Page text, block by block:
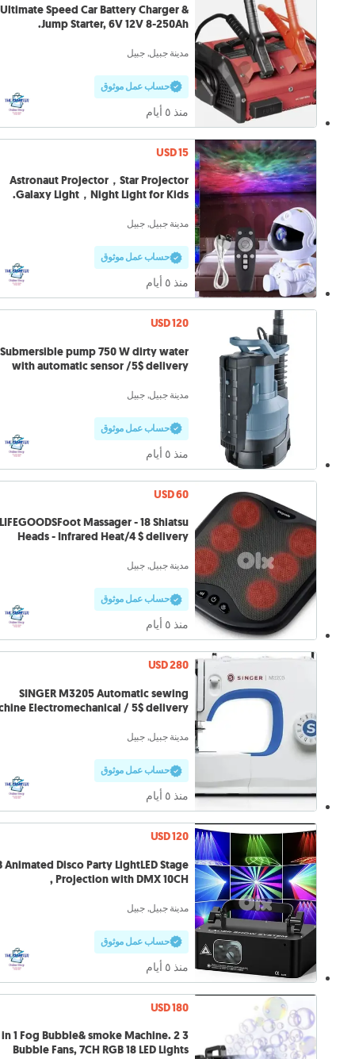
Ultimate Speed Car Battery Charger &
Jump Starter, 6V 12V 8-250Ah.
مدينة جبيل, جبيل
حساب عمل موثوق
منذ ٥ أيام
USD 15
Astronaut Projector，Star Projector
Galaxy Light，Night Light for Kids.
مدينة جبيل, جبيل
حساب عمل موثوق
منذ ٥ أيام
USD 120
Submersible pump 750 W dirty water
with automatic sensor /5$ delivery
مدينة جبيل, جبيل
حساب عمل موثوق
منذ ٥ أيام
USD 60
Massager - 18 Shiatsu
Heads - Infrared Heat/4 $ delivery
مدينة جبيل, جبيل
حساب عمل موثوق
منذ ٥ أيام
USD 280
SINGER M3205 Automatic sewing
Electromechanical / 5$ delivery
مدينة جبيل, جبيل
حساب عمل موثوق
منذ ٥ أيام
USD 120
Animated Disco Party LightLED Stage
Projection with DMX 10CH ,
مدينة جبيل, جبيل
حساب عمل موثوق
منذ ٥ أيام
USD 180
3 in 1 Fog Bubble& smoke Machine. 2
Bubble Fans, 7CH RGB 18 LED Lights